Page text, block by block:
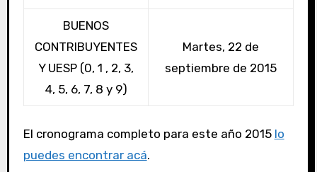
BUENOS
CONTRIBUYENTES
Y UESP (0, 1 , 2, 3,
4, 5, 6, 7, 8 y 9)
Martes, 22 de
septiembre de 2015
El cronograma completo para este año 2015 lo
puedes encontrar acá.